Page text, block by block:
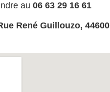
au 06 63 29 16 61
René Guillouzo, 44600